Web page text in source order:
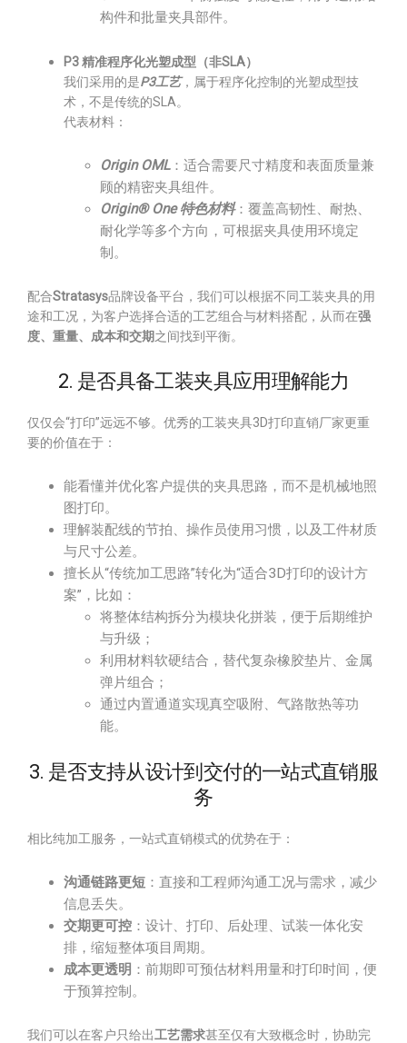
构件和批量夹具部件。
P3 精准程序化光塑成型（非SLA）
我们采用的是P3工艺，属于程序化控制的光塑成型技
术，不是传统的SLA。
代表材料：
Origin OML：适合需要尺寸精度和表面质量兼
顾的精密夹具组件。
Origin® One 特色材料：覆盖高韧性、耐热、
耐化学等多个方向，可根据夹具使用环境定
制。
配合Stratasys品牌设备平台，我们可以根据不同工装夹具的用
途和工况，为客户选择合适的工艺组合与材料搭配，从而在强
度、重量、成本和交期之间找到平衡。
2. 是否具备工装夹具应用理解能力
仅仅会“打印”远远不够。优秀的工装夹具3D打印直销厂家更重
要的价值在于：
能看懂并优化客户提供的夹具思路，而不是机械地照
图打印。
理解装配线的节拍、操作员使用习惯，以及工件材质
与尺寸公差。
擅长从“传统加工思路”转化为“适合3D打印的设计方
案”，比如：
将整体结构拆分为模块化拼装，便于后期维护
与升级；
利用材料软硬结合，替代复杂橡胶垫片、金属
弹片组合；
通过内置通道实现真空吸附、气路散热等功
能。
3. 是否支持从设计到交付的一站式直销服
务
相比纯加工服务，一站式直销模式的优势在于：
沟通链路更短 ：直接和工程师沟通工况与需求，减少
信息丢失。
交期更可控 ：设计、打印、后处理、试装一体化安
排，缩短整体项目周期。
成本更透明 ：前期即可预估材料用量和打印时间，便
于预算控制。
我们可以在客户只给出工艺需求甚至仅有大致概念时，协助完